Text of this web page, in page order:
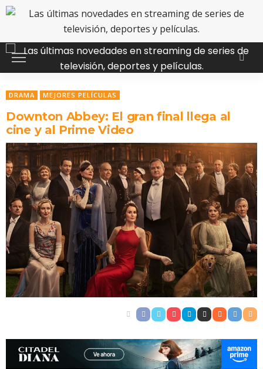
DRAMA MEJORES PELÍCULAS
Downton Abbey: El gran final llega al
cine y al Prime Video